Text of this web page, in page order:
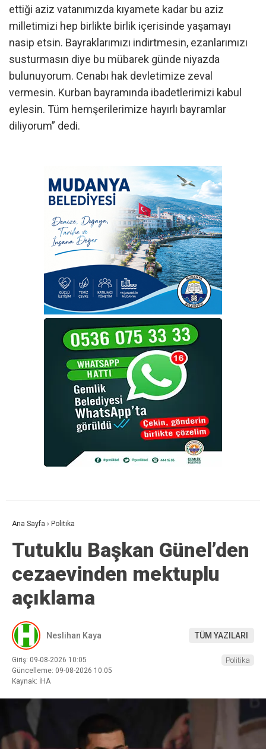
ettiği aziz vatanımızda kıyamete kadar bu aziz
milletimizi hep birlikte birlik içerisinde yaşamayı
nasip etsin. Bayraklarımızı indirtmesin, ezanlarımızı
susturmasın diye bu mübarek günde niyazda
bulunuyorum. Cenabı hak devletimize zeval
vermesin. Kurban bayramında ibadetlerimizi kabul
eylesin. Tüm hemşerilerimize hayırlı bayramlar
diliyorum” dedi.
Ana Sayfa › Politika
Tutuklu Başkan Günel’den
cezaevinden mektuplu
açıklama
Neslihan Kaya TÜM YAZILARI
Giriş: 09-08-2026 10:05
Güncelleme: 09-08-2026 10:05
Kaynak: İHA
Politika